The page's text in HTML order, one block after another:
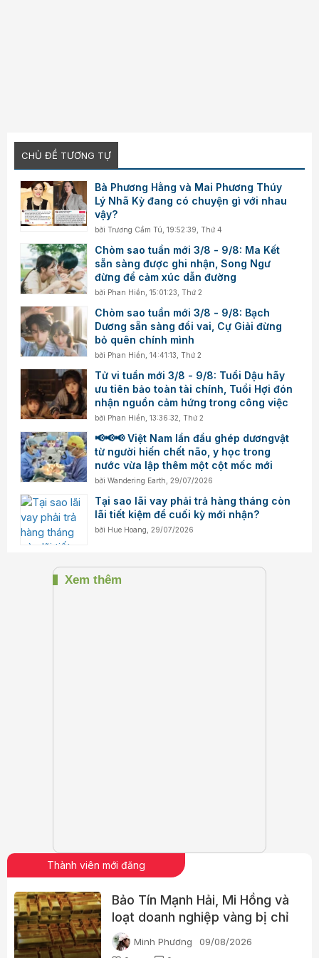
CHỦ ĐỀ TƯƠNG TỰ
Bà Phương Hằng và Mai Phương Thúy
Lý Nhã Kỳ đang có chuyện gì với nhau
vậy?
bởiTrương Cẩm Tú ,19:52:39, Thứ 4
Chòm sao tuần mới 3/8 - 9/8: Ma Kết
sẵn sàng được ghi nhận, Song Ngư
đừng để cảm xúc dẫn đường
bởi Phan Hiền ,15:01:23, Thứ 2
Chòm sao tuần mới 3/8 - 9/8: Bạch
Dương sẵn sàng đổi vai, Cự Giải đừng
bỏ quên chính mình
bởi Phan Hiền ,14:41:13, Thứ 2
Tử vi tuần mới 3/8 - 9/8: Tuổi Dậu hãy
ưu tiên bảo toàn tài chính, Tuổi Hợi đón
nhận nguồn cảm hứng trong công việc
bởi Phan Hiền ,13:36:32, Thứ 2
📢📢📢 Việt Nam lần đầu ghép dươngvật
từ người hiến chết não, y học trong
nước vừa lập thêm một cột mốc mới
bởiWandering Earth ,29/07/2026
Tại sao lãi vay phải trả hàng tháng còn
lãi tiết kiệm để cuối kỳ mới nhận?
bởi Hue Hoang ,29/07/2026
Thành viên mới đăng
Bảo Tín Mạnh Hải, Mi Hồng và
loạt doanh nghiệp vàng bị chỉ
ra nhiều vi phạm
Minh Phương
09/08/2026